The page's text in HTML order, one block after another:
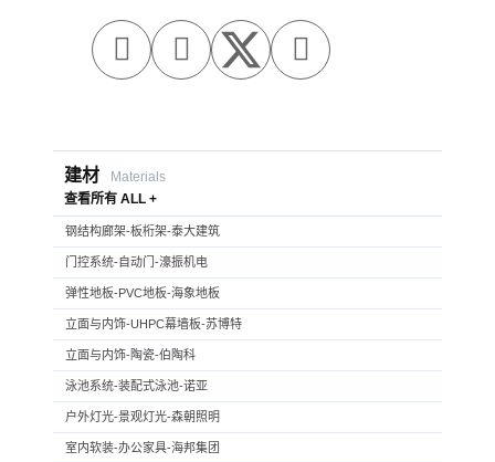
  
建材
Materials
查看所有 ALL +
钢结构廊架-板桁架-泰大建筑
门控系统-自动门-濠振机电
弹性地板-PVC地板-海象地板
立面与内饰-UHPC幕墙板-苏博特
立面与内饰-陶瓷-伯陶科
泳池系统-装配式泳池-诺亚
户外灯光-景观灯光-森朝照明
室内软装-办公家具-海邦集团